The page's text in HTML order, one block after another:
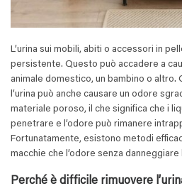
L’urina sui mobili, abiti o accessori in
persistente. Questo può accadere a
animale domestico, un bambino o altro.
l’urina può anche causare un odore
materiale poroso, il che significa che i
penetrare e l’odore può rimanere
Fortunatamente, esistono metodi
macchie che l’odore senza danneggiare
Perché è difficile rimuovere